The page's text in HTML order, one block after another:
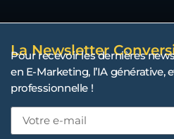
La Newsletter
Pour recevoir les dernières
en E-Marketing, l’IA générative,
professionnelle !